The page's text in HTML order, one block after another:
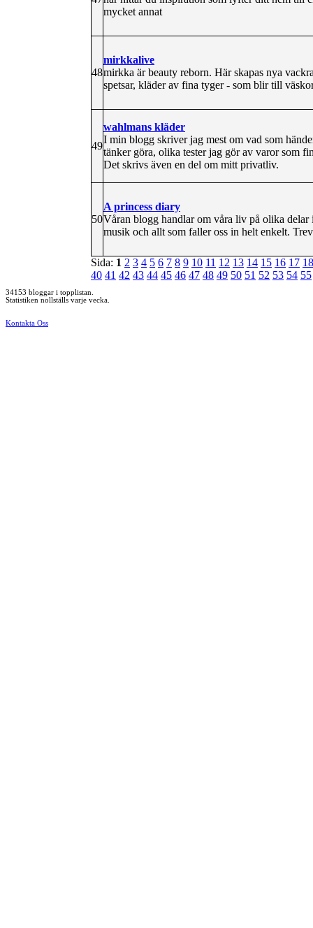
mycket annat
48
mirkkalive
mirkka är beauty reborn. Här skapas nya
spetsar, kläder av fina tyger - som blir till
49
wahlmans kläder
I min blogg skriver jag mest om vad som
tänker göra, olika tester jag gör av varor som
Det skrivs även en del om mitt privatliv.
50
A princess diary
Våran blogg handlar om våra liv på olika
musik och allt som faller oss in helt enkelt.
Sida: 1 2 3 4 5 6 7 8 9 10 11 12 13 14 15 16 17 18
40 41 42 43 44 45 46 47 48 49 50 51 52 53 54 55
34153 bloggar i topplistan.
Statistiken nollställs varje vecka.
Kontakta Oss